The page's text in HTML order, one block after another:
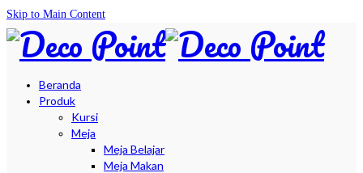
Skip to Main Content
Beranda
Produk
Kursi
Meja
Meja Belajar
Meja Makan